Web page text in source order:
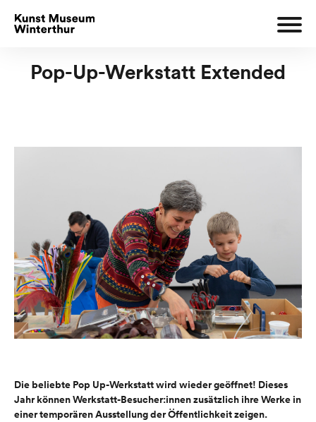
Pop-Up-Werkstatt Extended
Die beliebte Pop Up-Werkstatt wird wieder geöffnet! Dieses
Jahr können Werkstatt-Besucher:innen zusätzlich ihre Werke in
einer temporären Ausstellung der Öffentlichkeit zeigen.